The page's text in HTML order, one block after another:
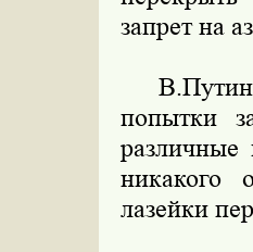
запрет на
В.Путин
попытки
никакого
лазейки